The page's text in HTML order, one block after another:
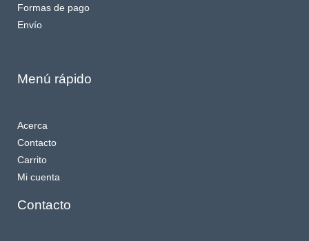
Formas de pago
Envío
Menú rápido
Acerca
Contacto
Carrito
Mi cuenta
Contacto